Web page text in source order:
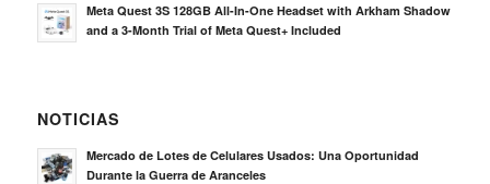
Meta Quest 3S 128GB All-In-One Headset with Arkham Shadow
and a 3-Month Trial of Meta Quest+ Included
NOTICIAS
Mercado de Lotes de Celulares Usados: Una Oportunidad
Durante la Guerra de Aranceles